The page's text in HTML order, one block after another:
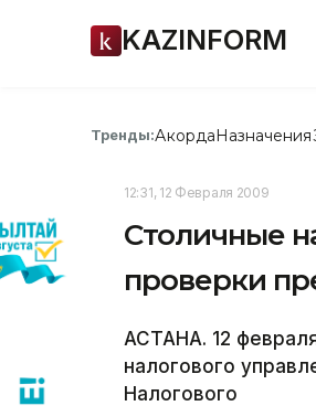
KAZINFORM
Тренды:АкордаНазначения
12:31, 12 Февраля 2009
Столичные
проверки
АСТАНА. 12
налогового
Налогового